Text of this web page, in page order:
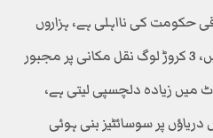
حکومت کی نااہلی ہے، ہزاروں
لوگ سیلاب میں زخمی ہوئے ہیں، 3 کروڑ لوگ نقل مکانی پر مجبور
میں زیادہ دلچسپی لیتی ہے،
پر سوسائٹیز بنی ہوئی